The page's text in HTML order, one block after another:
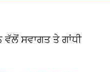
ਵੱਲੋਂ ਸਵਾਗਤ ਤੇ ਗਾਂਧੀ